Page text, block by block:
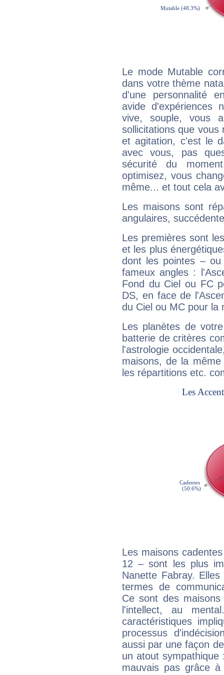
Le mode Mutable
dans votre thème
d'une personnalité
avide d'expériences
vive, souple, vous
sollicitations que vous
et agitation, c'est le
avec vous, pas
sécurité du
optimisez, vous
même... et tout cela
Les maisons sont
angulaires,
Les premières sont
et les plus
dont les pointes –
fameux angles :
Fond du Ciel ou FC
DS, en face de
du Ciel ou MC pour la
Les planètes de
batterie de critères
l'astrologie
maisons, de la
les répartitions etc.
Les maisons
12 – sont les plus
Nanette Fabray.
termes de
Ce sont des
l'intellect, au
caractéristiques
processus
aussi par une façon
un atout
mauvais pas grâce